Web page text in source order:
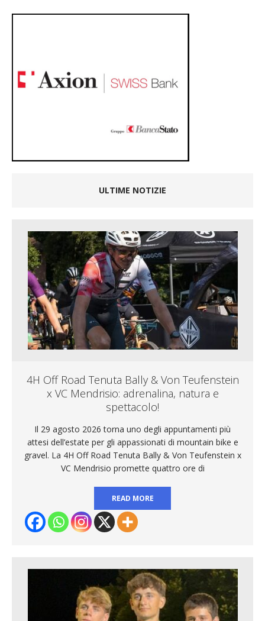
ULTIME NOTIZIE
4H Off Road Tenuta Bally & Von Teufenstein
x VC Mendrisio: adrenalina, natura e
spettacolo!
Il 29 agosto 2026 torna uno degli appuntamenti più
attesi dell’estate per gli appassionati di mountain bike e
gravel. La 4H Off Road Tenuta Bally & Von Teufenstein x
VC Mendrisio promette quattro ore di
READ MORE